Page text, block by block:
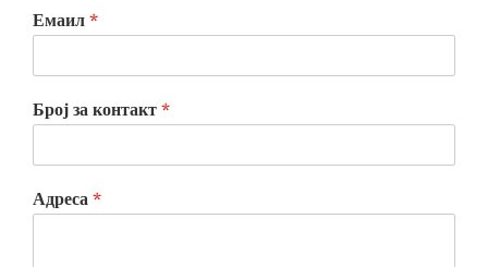
Емаил *
Број за контакт *
Адреса *